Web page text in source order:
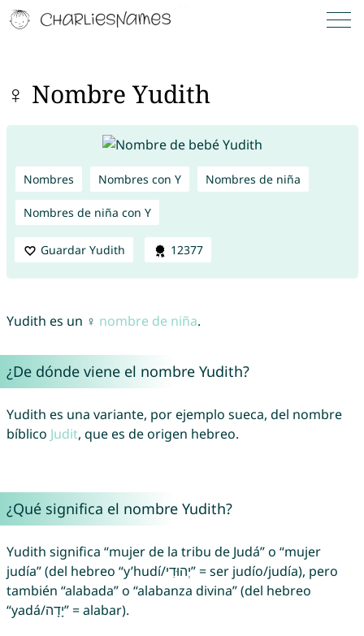
♀ Nombre Yudith
Nombres Nombres con Y Nombres de niña
Nombres de niña con Y
Guardar Yudith 12377
Yudith es un ♀ nombre de niña.
¿De dónde viene el nombre Yudith?
Yudith es una variante, por ejemplo sueca, del nombre
bíblico Judit, que es de origen hebreo.
¿Qué significa el nombre Yudith?
Yudith significa “mujer de la tribu de Judá” o “mujer
judía” (del hebreo “y’hudí/יְהוּדִי” = ser judío/judía), pero
también “alabada” o “alabanza divina” (del hebreo
“yadá/יָדָה” = alabar).